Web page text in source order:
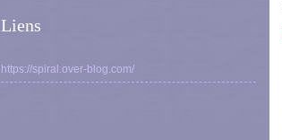
Liens
https://spiral.over-blog.com/